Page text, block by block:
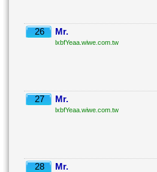
26 Mr.
lxbfYeaa.wiwe.com.tw
27 Mr.
lxbfYeaa.wiwe.com.tw
28 Mr.